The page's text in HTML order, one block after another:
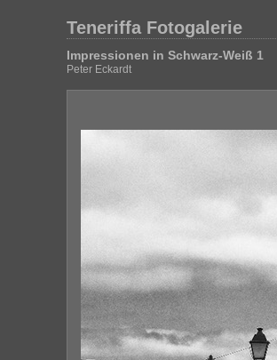
Teneriffa Fotogalerie
Impressionen in Schwarz-Weiß 1
Peter Eckardt